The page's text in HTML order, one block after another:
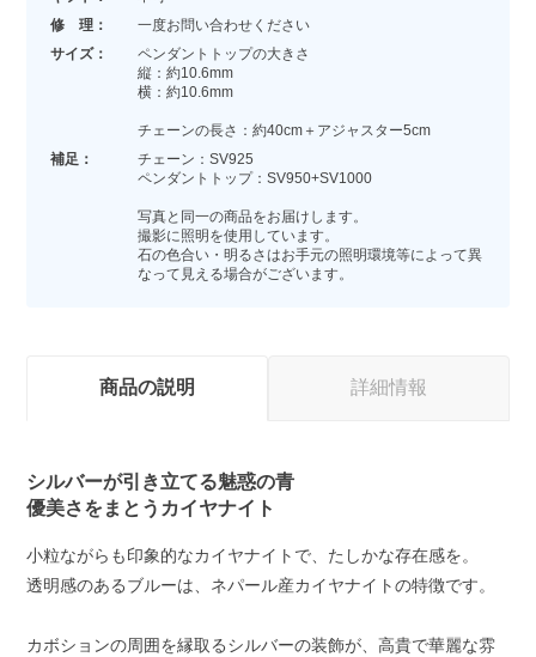
修 理：
一度お問い合わせください
サイズ：
ペンダントトップの大きさ
縦：約10.6mm
横：約10.6mm
チェーンの長さ：約40cm＋アジャスター5cm
補足：
チェーン：SV925
ペンダントトップ：SV950+SV1000
写真と同一の商品をお届けします。
撮影に照明を使用しています。
石の色合い・明るさはお手元の照明環境等によって異
なって見える場合がございます。
商品の説明 詳細情報
シルバーが引き立てる魅惑の青
優美さをまとうカイヤナイト
小粒ながらも印象的なカイヤナイトで、たしかな存在感を。
透明感のあるブルーは、ネパール産カイヤナイトの特徴です。
カボションの周囲を縁取るシルバーの装飾が、高貴で華麗な雰